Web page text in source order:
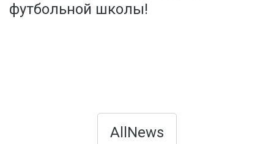
футбольной школы!
AllNews